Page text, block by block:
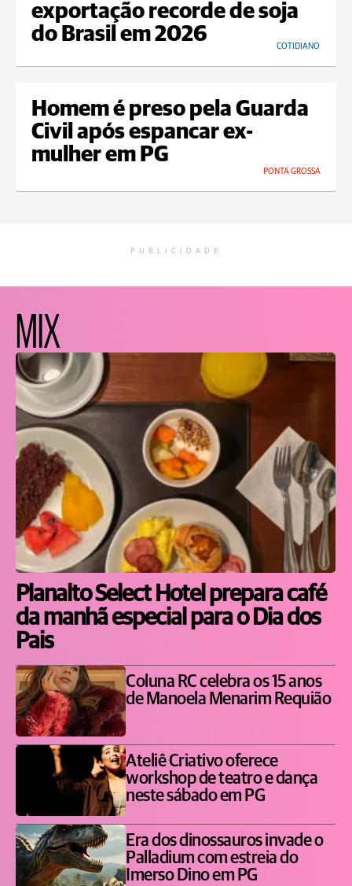
exportação recorde de soja
do Brasil em 2026
COTIDIANO
Homem é preso pela Guarda
Civil após espancar ex-
mulher em PG
PONTA GROSSA
PUBLICIDADE
MIX
Planalto Select Hotel prepara café
da manhã especial para o Dia dos
Pais
Coluna RC celebra os 15 anos
de Manoela Menarim Requião
Ateliê Criativo oferece
workshop de teatro e dança
neste sábado em PG
Era dos dinossauros invade o
Palladium com estreia do
Imerso Dino em PG